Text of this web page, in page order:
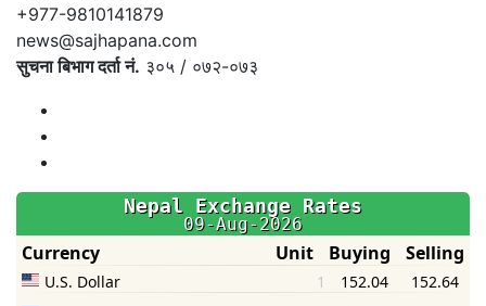
+977-9810141879
news@sajhapana.com
सुचना बिभाग दर्ता नं. ३०५ / ०७२-०७३